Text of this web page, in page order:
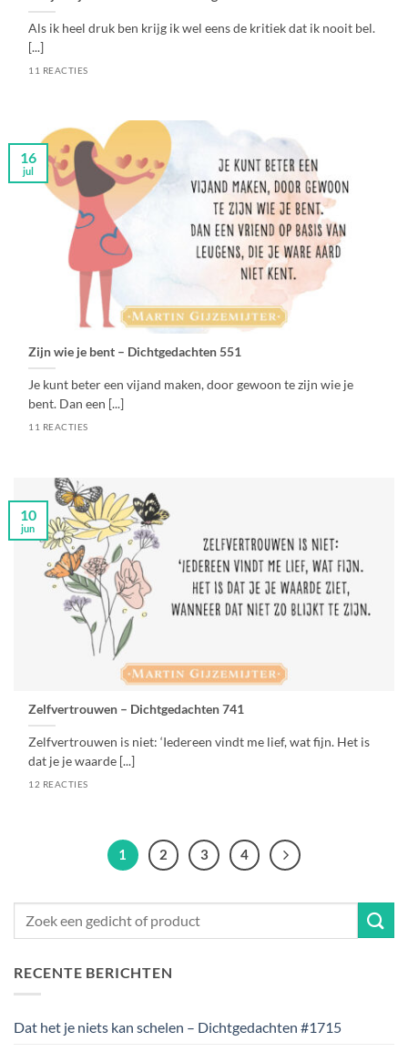
Als ik heel druk ben krijg ik wel eens de kritiek dat ik nooit bel.
[...]
11 REACTIES
Zijn wie je bent – Dichtgedachten 551
Je kunt beter een vijand maken, door gewoon te zijn wie je
bent. Dan een [...]
11 REACTIES
16
jul
Zelfvertrouwen – Dichtgedachten 741
Zelfvertrouwen is niet: ‘Iedereen vindt me lief, wat fijn. Het is
dat je je waarde [...]
12 REACTIES
10
jun
1 2 3 4
RECENTE BERICHTEN
Dat het je niets kan schelen – Dichtgedachten #1715